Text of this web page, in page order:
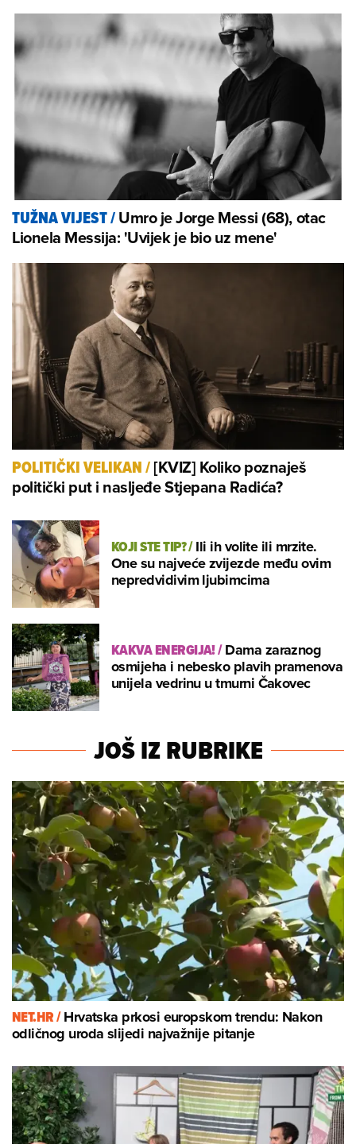
TUŽNA VIJEST/Umro je Jorge Messi (68), otac
Lionela Messija: 'Uvijek je bio uz mene'
POLITIČKI VELIKAN/[KVIZ] Koliko poznaješ
politički put i nasljeđe Stjepana Radića?
KOJI STE TIP?/Ili ih volite ili mrzite.
One su najveće zvijezde među ovim
nepredvidivim ljubimcima
KAKVA ENERGIJA!/Dama zaraznog
osmijeha i nebesko plavih pramenova
unijela vedrinu u tmurni Čakovec
JOŠ IZ RUBRIKE
NET.HR /Hrvatska prkosi europskom trendu: Nakon
odličnog uroda slijedi najvažnije pitanje